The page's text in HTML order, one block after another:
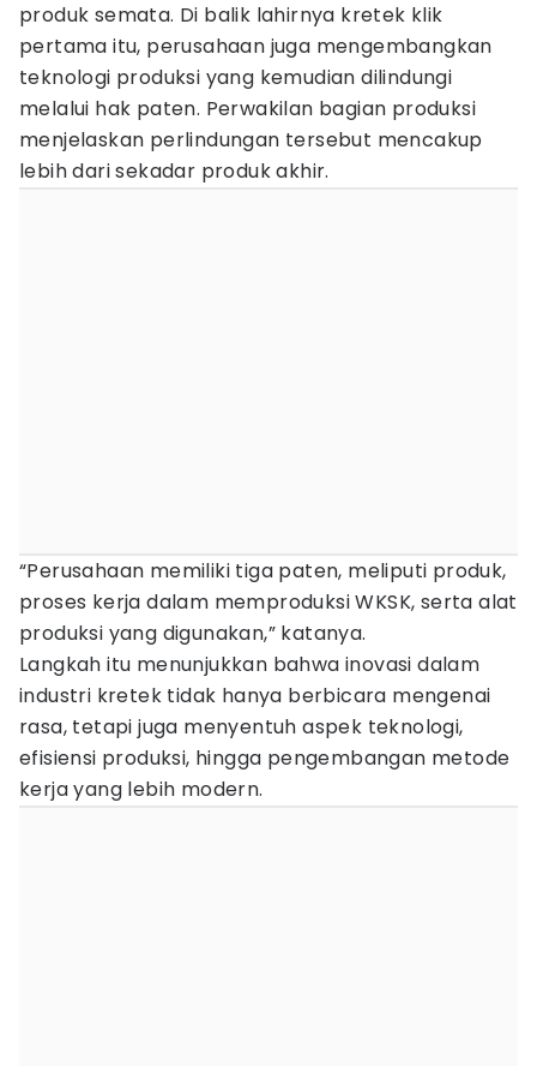
produk semata. Di balik lahirnya kretek klik
pertama itu, perusahaan juga mengembangkan
teknologi produksi yang kemudian dilindungi
melalui hak paten. Perwakilan bagian produksi
menjelaskan perlindungan tersebut mencakup
lebih dari sekadar produk akhir.
“Perusahaan memiliki tiga paten, meliputi produk,
proses kerja dalam memproduksi WKSK, serta alat
produksi yang digunakan,” katanya.
Langkah itu menunjukkan bahwa inovasi dalam
industri kretek tidak hanya berbicara mengenai
rasa, tetapi juga menyentuh aspek teknologi,
efisiensi produksi, hingga pengembangan metode
kerja yang lebih modern.